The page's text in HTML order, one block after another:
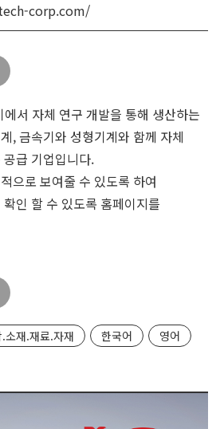
corp.com/
서 자체 연구 개발을 통해 생산하는
, 금속기와 성형기계와 함께 자체
급 기업입니다.
으로 보여줄 수 있도록 하여
인 할 수 있도록 홈페이지를
소재.재료.자재 한국어 영어